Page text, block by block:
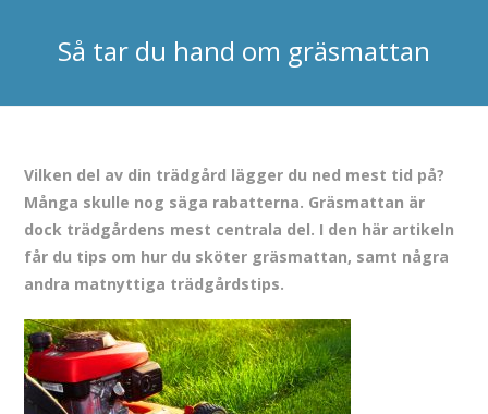
Så tar du hand om gräsmattan
Vilken del av din trädgård lägger du ned mest tid på?
Många skulle nog säga rabatterna. Gräsmattan är
dock trädgårdens mest centrala del. I den här artikeln
får du tips om hur du sköter gräsmattan, samt några
andra matnyttiga trädgårdstips.